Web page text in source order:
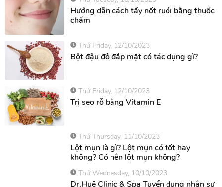
Thứ Tuesday, 16/10/2023
chấm
Thứ Friday, 12/10/2023
Thứ Friday, 12/10/2023
Thứ Thursday, 11/10/2023
Lột mụn là gì? Lột mụn có tốt hay
không? Có nên lột mụn không?